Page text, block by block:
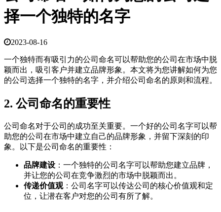
择一个独特的名字
2023-08-16
一个独特而有吸引力的公司命名可以帮助您的公司在市场中脱
颖而出，吸引客户并建立品牌形象。本文将为您讲解如何为您
的公司选择一个独特的名字，并介绍公司命名的原则和流程。
2. 公司命名的重要性
公司命名对于公司的成功至关重要。一个好的公司名字可以帮
助您的公司在市场中建立自己的品牌形象，并留下深刻的印
象。以下是公司命名的重要性：
品牌建设 ：一个独特的公司名字可以帮助您建立品牌，
并让您的公司在竞争激烈的市场中脱颖而出。
传递价值观：公司名字可以传达公司的核心价值观和定
位，让潜在客户对您的公司有所了解。